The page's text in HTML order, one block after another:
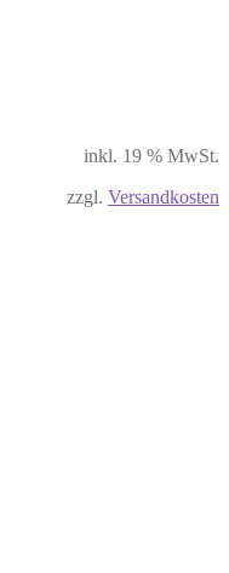
inkl. 19 % MwSt.
zzgl. Versandkosten